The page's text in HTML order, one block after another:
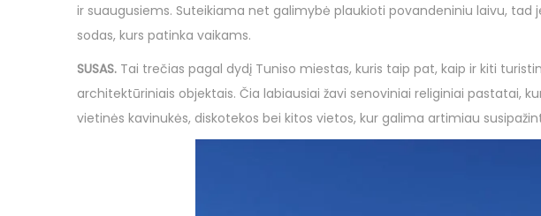
ir suaugusiems. Suteikiama net galimybė plaukioti povandeniniu laivu,
sodas, kurs patinka vaikams.
SUSAS. Tai trečias pagal dydį Tuniso miestas, kuris taip pat, kaip ir kiti
architektūriniais objektais. Čia labiausiai žavi senoviniai religiniai pastatai,
vietinės kavinukės, diskotekos bei kitos vietos, kur galima artimiau